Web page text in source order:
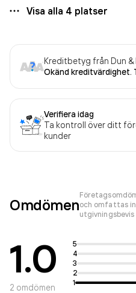
Visa alla 4 platser
Kreditbetyg från Dun
Okänd kreditvärdighet.
Verifiera idag
Ta kontroll över ditt
kunder
Omdömenoch omfattas
utgivningsbevis
1.0
2 omdömen
5
4
3
2
1